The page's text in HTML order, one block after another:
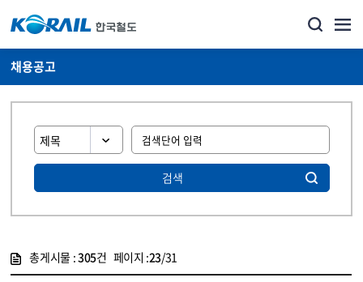
채용공고
검색
총게시물 :305건 페이지 :23/31